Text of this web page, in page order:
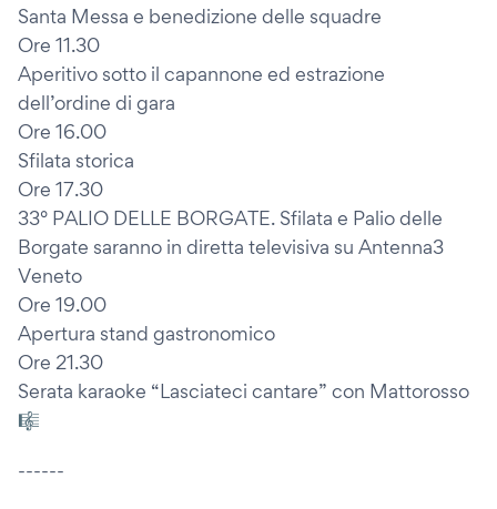
Santa Messa e benedizione delle squadre
Ore 11.30
Aperitivo sotto il capannone ed estrazione
dell’ordine di gara
Ore 16.00
Sfilata storica
Ore 17.30
33° PALIO DELLE BORGATE. Sfilata e Palio delle
Borgate saranno in diretta televisiva su Antenna3
Veneto
Ore 19.00
Apertura stand gastronomico
Ore 21.30
Serata karaoke “Lasciateci cantare” con Mattorosso
🎼
------